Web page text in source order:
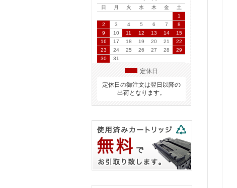
日 月 火 水 木 金
土
1
2
3 4 5 6 7
8
9
10 11 12 13 14
15
16
17 18 19 20 21
22
23
24 25 26 27 28
29
30
31
定休日
定休日の御注文は翌日以降の
出荷となります。